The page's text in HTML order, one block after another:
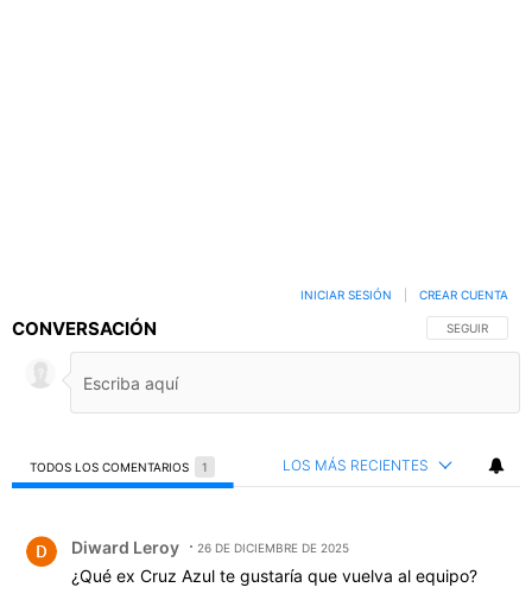
CONVERSACIÓN SIGA ESTA
SEGUIR
INICIAR SESIÓN CREAR CUENTA
TODOS LOS COMENTARIOS 1 LOS MÁS RECIENTES
Diward Leroy 26 DE DICIEMBRE DE 2025
¿Qué ex Cruz Azul te gustaría que vuelva al equipo?